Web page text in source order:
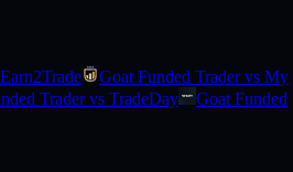
Goat Funded Trader vs My
Trader vs TradeDay
Goat Funded